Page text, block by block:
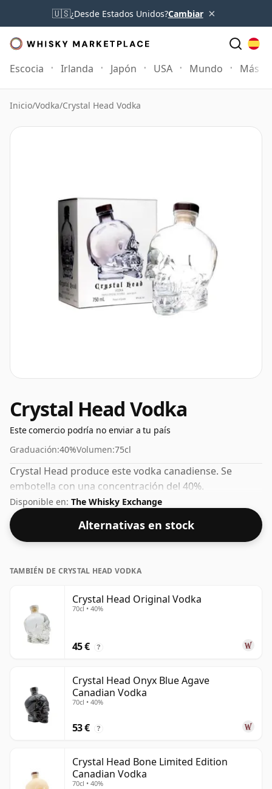
🇺🇸¿Desde Estados Unidos?Cambiar ×
Escocia Irlanda Japón USA Mundo Más
Inicio/Vodka/Crystal Head Vodka
Crystal Head Vodka
Este comercio podría no enviar a tu país
Graduación:40%Volumen:75cl
Crystal Head produce este vodka canadiense. Se
embotella con una concentración del 40%.
Disponible en: The Whisky Exchange
Alternativas en stock
TAMBIÉN DE CRYSTAL HEAD VODKA
Crystal Head Original Vodka
70cl • 40%
45 € ?
Crystal Head Onyx Blue Agave
Canadian Vodka
70cl • 40%
53 € ?
Crystal Head Bone Limited Edition
Canadian Vodka
70cl • 40%